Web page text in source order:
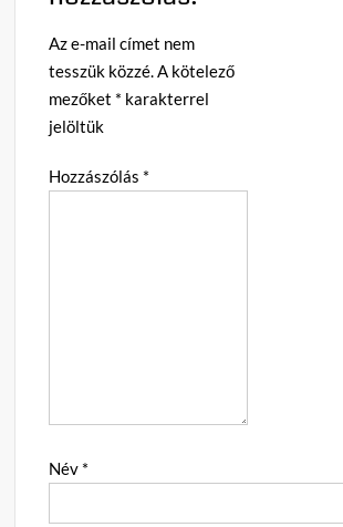
Az e-mail címet nem
tesszük közzé.A kötelező
mezőket * karakterrel
jelöltük
Hozzászólás *
Név *